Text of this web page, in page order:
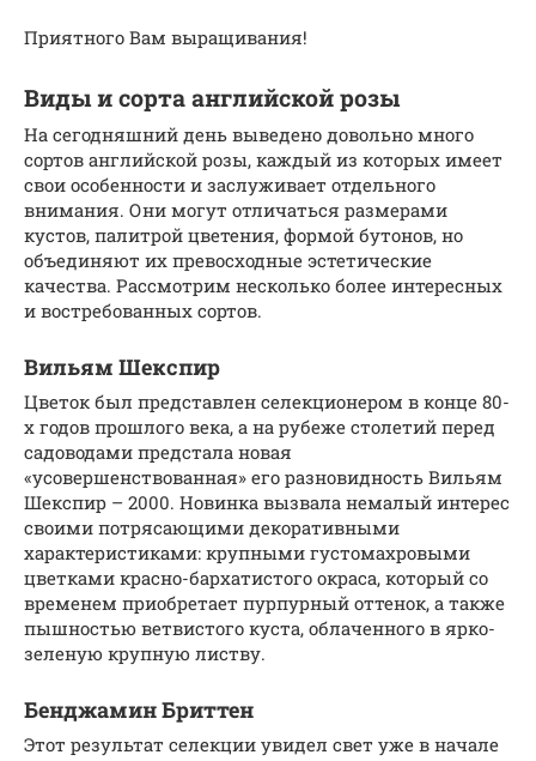
Приятного Вам выращивания!
Виды и сорта английской розы
На сегодняшний день выведено довольно много
сортов английской розы, каждый из которых имеет
свои особенности и заслуживает отдельного
внимания. Они могут отличаться размерами
кустов, палитрой цветения, формой бутонов, но
объединяют их превосходные эстетические
качества. Рассмотрим несколько более интересных
и востребованных сортов.
Вильям Шекспир
Цветок был представлен селекционером в конце 80-
х годов прошлого века, а на рубеже столетий перед
садоводами предстала новая
«усовершенствованная» его разновидность Вильям
Шекспир – 2000. Новинка вызвала немалый интерес
своими потрясающими декоративными
характеристиками: крупными густомахровыми
цветками красно-бархатистого окраса, который со
временем приобретает пурпурный оттенок, а также
пышностью ветвистого куста, облаченного в ярко-
зеленую крупную листву.
Бенджамин Бриттен
Этот результат селекции увидел свет уже в начале